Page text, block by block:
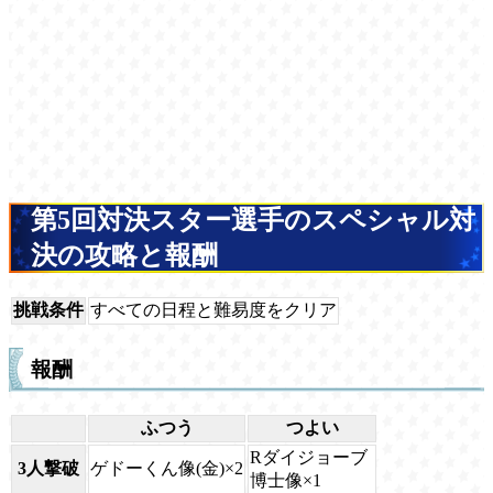
第5回対決スター選手のスペシャル対
決の攻略と報酬
挑戦条件 すべての日程と難易度をクリア
報酬
ふつう つよい
3人撃破 ゲドーくん像(金)×2
Rダイジョーブ
博士像×1